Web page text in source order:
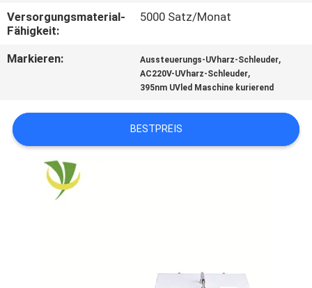
SIE
MIT
UNS
VERBINDUNG
NACHRICHTEN
FORDERN
Versorgungsmaterial-
Fähigkeit:
5000 Satz/Monat
Markieren: Aussteuerungs-UVharz-Schleuder,
AC220V-UVharz-Schleuder,
395nm UVled Maschine kurierend
BESTPREIS